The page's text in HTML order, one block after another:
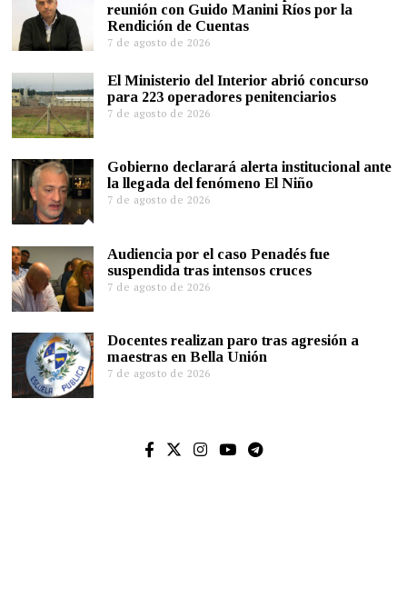
reunión con Guido Manini Ríos por la
Rendición de Cuentas
7 de agosto de 2026
El Ministerio del Interior abrió concurso
para 223 operadores penitenciarios
7 de agosto de 2026
Gobierno declarará alerta institucional ante
la llegada del fenómeno El Niño
7 de agosto de 2026
Audiencia por el caso Penadés fue
suspendida tras intensos cruces
7 de agosto de 2026
Docentes realizan paro tras agresión a
maestras en Bella Unión
7 de agosto de 2026